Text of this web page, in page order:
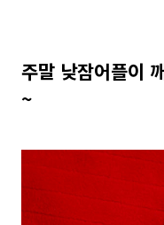
주말 낮잠어플이
~